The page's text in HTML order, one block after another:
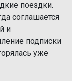
поездки.
соглашается
и
подписки
уже